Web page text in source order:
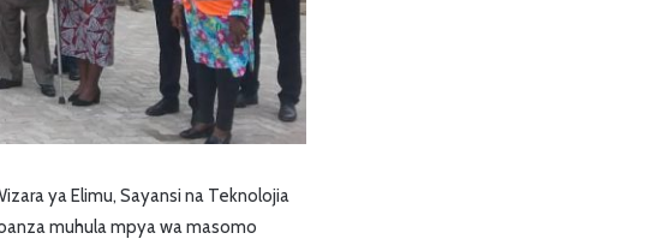
ya Elimu, Sayansi na Teknolojia
muhula mpya wa masomo